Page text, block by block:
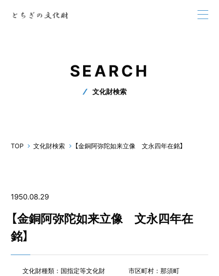
SEARCH
文化財検索
TOP 文化財検索 【金銅阿弥陀如来立像 文永四年在銘】
1950.08.29
【金銅阿弥陀如来立像 文永四年在
銘】
文化財種類：国指定等文化財
市区町村：那須町